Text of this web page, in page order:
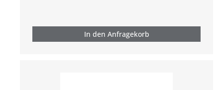
In den Anfragekorb